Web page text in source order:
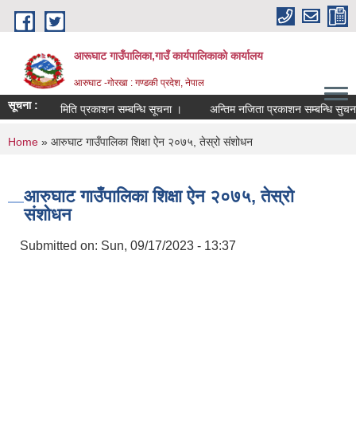
Skip to main content
आरूघाट गाउँपालिका,गाउँ कार्यपालिकाको कार्यालय
आरुघाट -गोरखा : गण्डकी प्रदेश, नेपाल
सूचना :
परीक्षा मिति प्रकाशन सम्बन्धि सूचना । अन्तिम नजिता प्रकाशन सम्बन्धि सुचना !!
You are here
Home » आरुघाट गाउँपालिका शिक्षा ऐन २०७५, तेस्रो संशोधन
आरुघाट गाउँपालिका शिक्षा ऐन २०७५, तेस्रो
संशोधन
Submitted on: Sun, 09/17/2023 - 13:37